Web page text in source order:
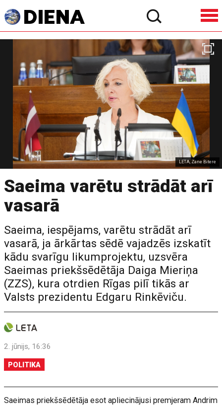
LETA, Zane Bitere
Saeima varētu strādāt arī
vasarā
Saeima, iespējams, varētu strādāt arī
vasarā, ja ārkārtas sēdē vajadzēs izskatīt
kādu svarīgu likumprojektu, uzsvēra
Saeimas priekšsēdētāja Daiga Mieriņa
(ZZS), kura otrdien Rīgas pilī tikās ar
Valsts prezidentu Edgaru Rinkēviču.
2. jūnijs, 16:36
POLITIKA
Saeimas priekšsēdētāja esot apliecinājusi premjeram Andrim